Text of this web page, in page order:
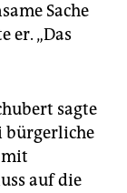
Sache
er. „Das
sagte
bürgerliche
mit
auf die